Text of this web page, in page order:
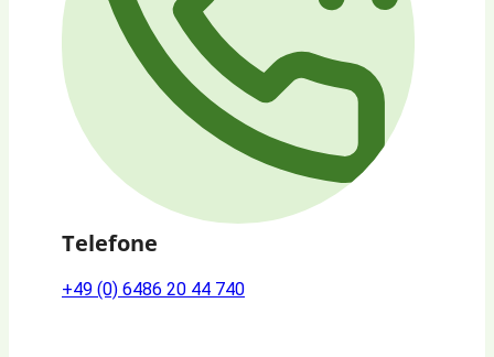
Telefone
+49 (0) 6486 20 44 740